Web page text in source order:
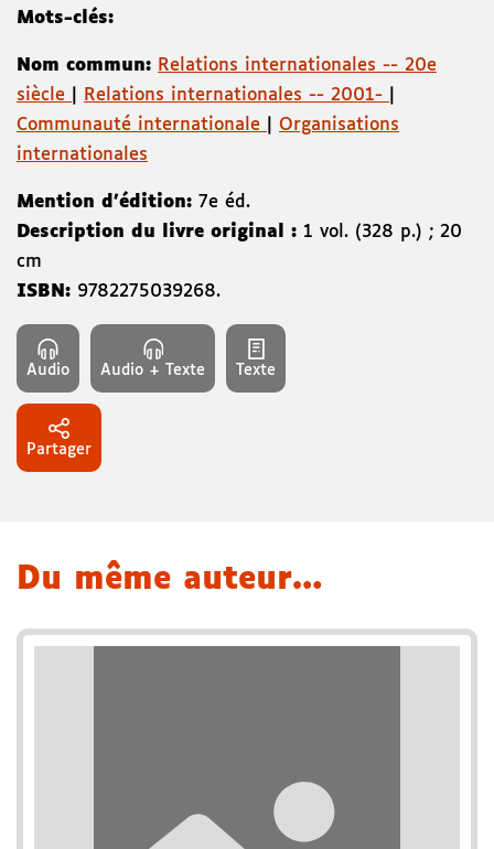
Mots-clés:
Nom commun: Relations internationales -- 20e
siècle
Relations internationales -- 2001-
Communauté internationale
Organisations
internationales
Mention d'édition: 7e éd.
Description du livre original : 1 vol. (328 p.) ; 20
cm
ISBN: 9782275039268.
Audio Audio + Texte Texte
Partager
Du même auteur…